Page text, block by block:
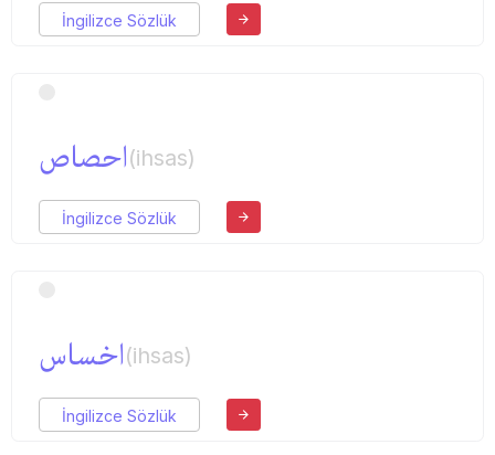
İngilizce Sözlük
احصاص(ihsas)
İngilizce Sözlük
اخساس(ihsas)
İngilizce Sözlük